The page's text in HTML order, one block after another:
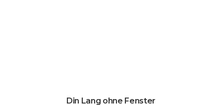
Din Lang ohne Fenster